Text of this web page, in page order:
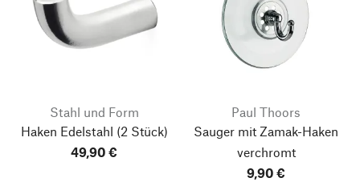
Stahl und Form
Haken Edelstahl (2 Stück)
49,90 €
Paul Thoors
Sauger mit Zamak-Haken
verchromt
9,90 €